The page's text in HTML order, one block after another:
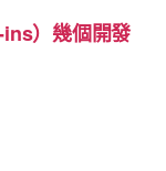
）幾個開發